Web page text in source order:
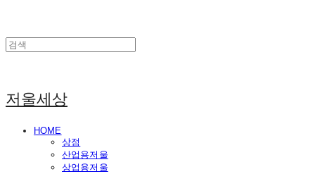
저울세상
HOME
상점
산업용저울
상업용저울